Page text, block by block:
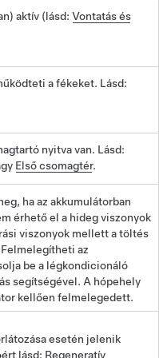
aktív (lásd:Vontatás és
a fékeket. Lásd:
nyitva van. Lásd:
Első csomagtér.
ha az akkumulátorban
érhető el a hideg viszonyok
viszonyok mellett a töltés
az
be a légkondicionáló
segítségével. A hópehely
kellően felmelegedett.
esetén jelenik
lásd: Regeneratív